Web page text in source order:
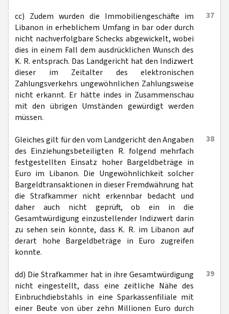
37
cc) Zudem wurden die Immobiliengeschäfte im
Libanon in erheblichem Umfang in bar oder durch
nicht nachverfolgbare Schecks abgewickelt, wobei
dies in einem Fall dem ausdrücklichen Wunsch des
K. R. entsprach. Das Landgericht hat den Indizwert
dieser im Zeitalter des elektronischen
Zahlungsverkehrs ungewöhnlichen Zahlungsweise
nicht erkannt. Er hätte indes in Zusammenschau
mit den übrigen Umständen gewürdigt werden
müssen.
38
Gleiches gilt für den vom Landgericht den Angaben
des Einziehungsbeteiligten R. folgend mehrfach
festgestellten Einsatz hoher Bargeldbeträge in
Euro im Libanon. Die Ungewöhnlichkeit solcher
Bargeldtransaktionen in dieser Fremdwährung hat
die Strafkammer nicht erkennbar bedacht und
daher auch nicht geprüft, ob ein in die
Gesamtwürdigung einzustellender Indizwert darin
zu sehen sein könnte, dass K. R. im Libanon auf
derart hohe Bargeldbeträge in Euro zugreifen
konnte.
39
dd) Die Strafkammer hat in ihre Gesamtwürdigung
nicht eingestellt, dass eine zeitliche Nähe des
Einbruchdiebstahls in eine Sparkassenfiliale mit
einer Beute von über zehn Millionen Euro durch